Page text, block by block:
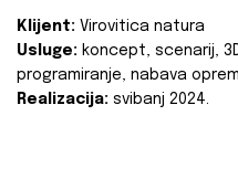
Klijent: Virovitica natura
Usluge: koncept, scenarij,
programiranje, nabava
Realizacija: svibanj 2024.